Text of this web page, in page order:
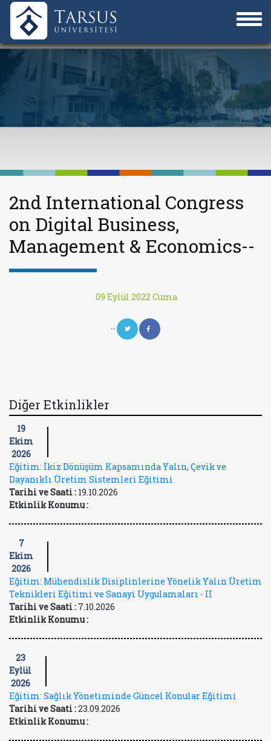
2nd International Congress
on Digital Business,
Management & Economics--
09 Eylül 2022 Cuma
--
Diğer Etkinlikler
19
Ekim
2026
Eğitim: İkiz Dönüşüm Kapsamında Yalın, Çevik ve
Dayanıklı Üretim Sistemleri Eğitimi
Tarihi ve Saati : 19.10.2026
Etkinlik Konumu :
7
Ekim
2026
Eğitim: Mühendislik Disiplinlerine Yönelik Yalın Üretim
Teknikleri Eğitimi ve Sanayi Uygulamaları - II
Tarihi ve Saati : 7.10.2026
Etkinlik Konumu :
23
Eylül
2026
Eğitim: Sağlık Yönetiminde Güncel Konular Eğitimi
Tarihi ve Saati :23.09.2026
Etkinlik Konumu :